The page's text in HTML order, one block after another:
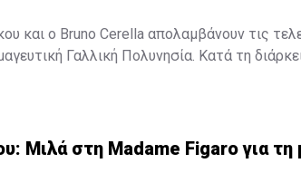
και ο Bruno Cerella απολαμβάνουν τις
Γαλλική Πολυνησία. Κατά τη
στοmadamefigaro.cy
Μιλά στη Madame Figaro για τη